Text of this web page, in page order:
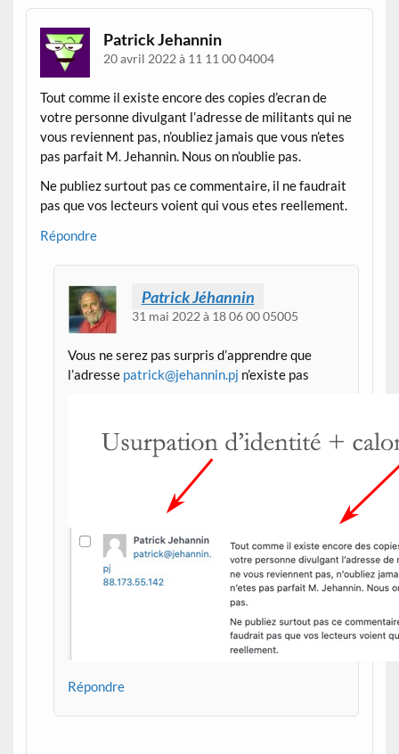
Patrick Jehannin
20 avril 2022 à 11 11 00 04004
Tout comme il existe encore des copies d’ecran de
votre personne divulgant l’adresse de militants qui ne
vous reviennent pas, n’oubliez jamais que vous n’etes
pas parfait M. Jehannin. Nous on n’oublie pas.
Ne publiez surtout pas ce commentaire, il ne faudrait
pas que vos lecteurs voient qui vous etes reellement.
Répondre
Patrick Jéhannin
31 mai 2022 à 18 06 00 05005
Vous ne serez pas surpris d’apprendre que
l’adresse patrick@jehannin.pj n’existe pas
Répondre